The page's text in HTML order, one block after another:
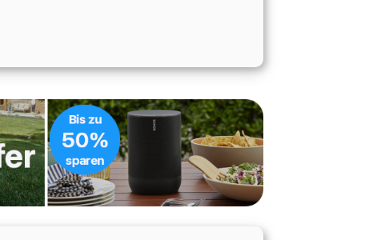
Zudem hatMeross uns im
Bewegungsmelder und
Im April sollte es mit dem
angebunden werden.
heimischen Netzwerk
Update erhalten hat –
automatisch erkannt und